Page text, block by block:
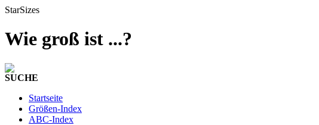
StarSizes
Wie groß ist ...?
SUCHE
Startseite
Größen-Index
ABC-Index